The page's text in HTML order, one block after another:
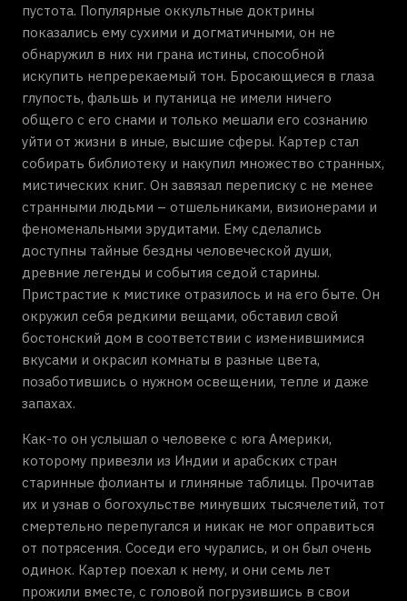
пустота. Популярные оккультные доктрины
показались ему сухими и догматичными, он не
обнаружил в них ни грана истины, способной
искупить непререкаемый тон. Бросающиеся в глаза
глупость, фальшь и путаница не имели ничего
общего с его снами и только мешали его сознанию
уйти от жизни в иные, высшие сферы. Картер стал
собирать библиотеку и накупил множество странных,
мистических книг. Он завязал переписку с не менее
странными людьми – отшельниками, визионерами и
феноменальными эрудитами. Ему сделались
доступны тайные бездны человеческой души,
древние легенды и события седой старины.
Пристрастие к мистике отразилось и на его быте. Он
окружил себя редкими вещами, обставил свой
бостонский дом в соответствии с изменившимися
вкусами и окрасил комнаты в разные цвета,
позаботившись о нужном освещении, тепле и даже
запахах.
Как-то он услышал о человеке с юга Америки,
которому привезли из Индии и арабских стран
старинные фолианты и глиняные таблицы. Прочитав
их и узнав о богохульстве минувших тысячелетий, тот
смертельно перепугался и никак не мог оправиться
от потрясения. Соседи его чурались, и он был очень
одинок. Картер поехал к нему, и они семь лет
прожили вместе, с головой погрузившись в свои